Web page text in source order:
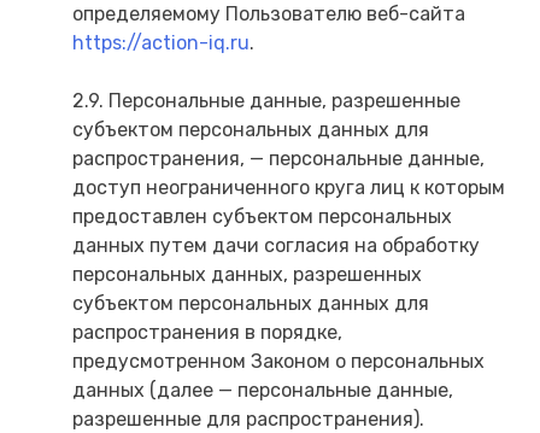
определяемому Пользователю веб-сайта
https://action-iq.ru.
2.9. Персональные данные, разрешенные
субъектом персональных данных для
распространения, — персональные данные,
доступ неограниченного круга лиц к которым
предоставлен субъектом персональных
данных путем дачи согласия на обработку
персональных данных, разрешенных
субъектом персональных данных для
распространения в порядке,
предусмотренном Законом о персональных
данных (далее — персональные данные,
разрешенные для распространения).